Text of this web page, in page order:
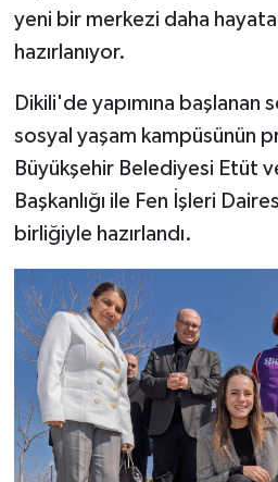
yeni bir merkezi daha
hazırlanıyor.
Dikili'de yapımına başlanan
sosyal yaşam kampüsünün
Büyükşehir Belediyesi Etüt
Başkanlığı ile Fen İşleri
birliğiyle hazırlandı.